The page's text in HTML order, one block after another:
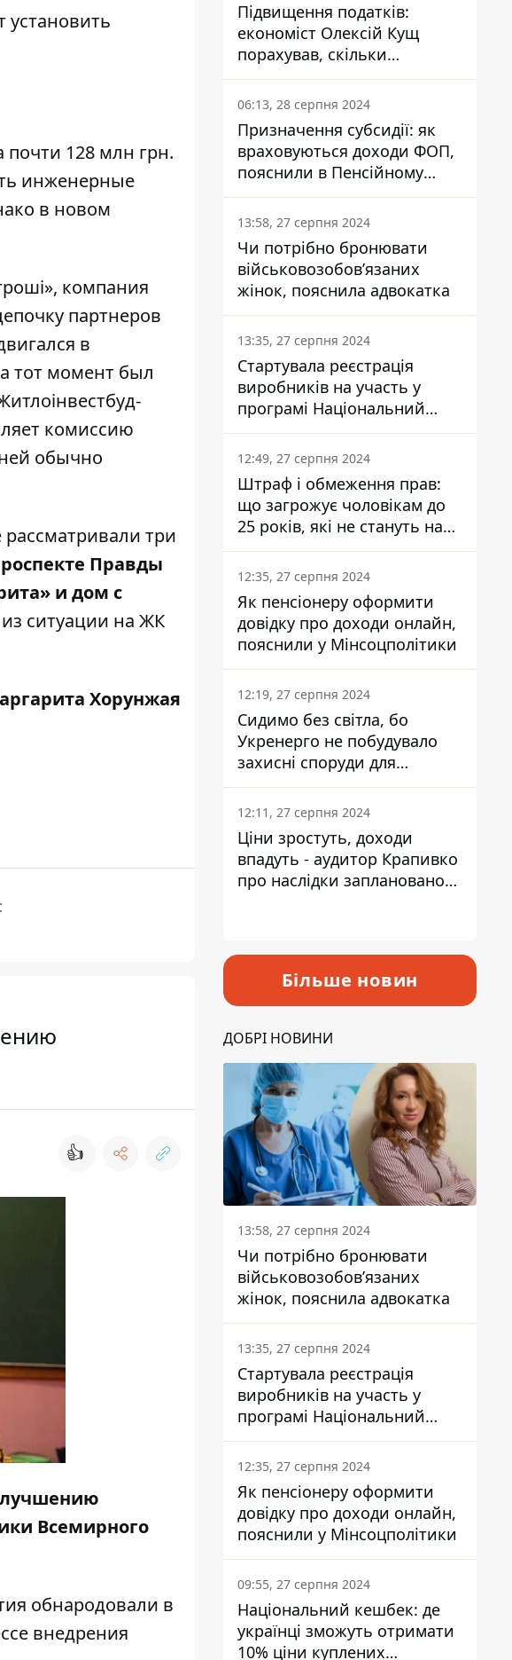
установить
почти 128 млн грн.
инженерные
в новом
», компания
партнеров
в
тот момент был
комиссию
обычно
три
Правды
и дом с
ситуации на ЖК
Хорунжая
👍
Всемирного
обнародовали в
внедрения
Підвищення податків:
економіст Олексій Кущ
порахував, скільки
заплатить кожен українець
06:13, 28 серпня 2024
Призначення субсидії: як
враховуються доходи ФОП,
пояснили в Пенсійному
фонді
13:58, 27 серпня 2024
Чи потрібно бронювати
військовозобов’язаних
жінок, пояснила адвокатка
13:35, 27 серпня 2024
Стартувала реєстрація
виробників на участь у
програмі Національний
кешбек: як це зробити
через портал Дія
12:49, 27 серпня 2024
Штраф і обмеження прав:
що загрожує чоловікам до
25 років, які не стануть на
військовий облік
12:35, 27 серпня 2024
Як пенсіонеру оформити
довідку про доходи онлайн,
пояснили у Мінсоцполітики
12:19, 27 серпня 2024
Сидимо без світла, бо
Укренерго не побудувало
захисні споруди для
енергетики - нардеп
Кучеренко
12:11, 27 серпня 2024
Ціни зростуть, доходи
впадуть - аудитор Крапивко
про наслідки запланованого
Більше новин
ДОБРІ НОВИНИ
13:58, 27 серпня 2024
Чи потрібно бронювати
військовозобов’язаних
жінок, пояснила адвокатка
13:35, 27 серпня 2024
Стартувала реєстрація
виробників на участь у
програмі Національний
кешбек: як це зробити
через портал Дія
12:35, 27 серпня 2024
Як пенсіонеру оформити
довідку про доходи онлайн,
пояснили у Мінсоцполітики
09:55, 27 серпня 2024
Національний кешбек: де
українці зможуть отримати
10% ціни куплених